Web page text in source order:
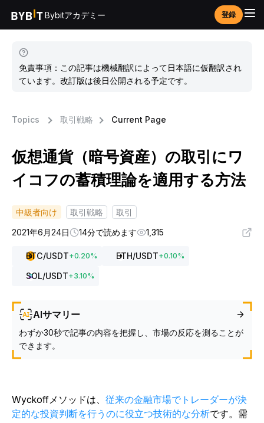
Bybitアカデミー 登録
免責事項：この記事は機械翻訳によって日本語に仮翻訳され
ています。改訂版は後日公開される予定です。
Topics 取引戦略 Current Page
仮想通貨（暗号資産）の取引にワ
イコフの蓄積理論を適用する方法
中級者向け 取引戦略
取引
2021年6月24日
14分で読めます 1,315
BTC/USDT+0.20% ETH/USDT+0.10%
SOL/USDT+3.10%
AIサマリー
わずか30秒で記事の内容を把握し、市場の反応を測ることが
できます。
Wyckoffメソッドは、 従来の金融市場でトレーダーが決
定的な投資判断を行うのに役立つ技術的な分析です。需